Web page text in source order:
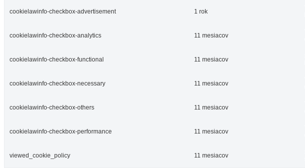
cookielawinfo-checkbox-advertisement 1 rok
cookielawinfo-checkbox-analytics 11 mesiacov
cookielawinfo-checkbox-functional 11 mesiacov
cookielawinfo-checkbox-necessary 11 mesiacov
cookielawinfo-checkbox-others 11 mesiacov
cookielawinfo-checkbox-performance 11 mesiacov
viewed_cookie_policy 11 mesiacov